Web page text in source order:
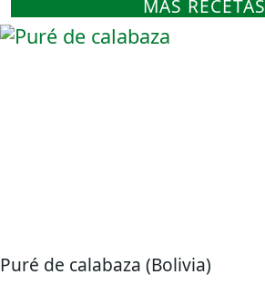
MÁS RECETAS
Puré de calabaza (Bolivia)